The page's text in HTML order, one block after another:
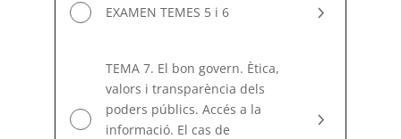
EXAMEN TEMES 5 i 6
TEMA 7. El bon govern. Ètica,
valors i transparència dels
poders públics. Accés a la
informació. El cas de